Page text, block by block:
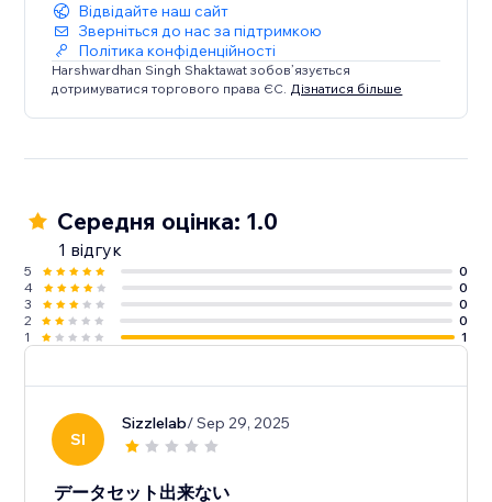
Stretch the chart to cover the layout tool.
Each chart features customization options such as
chart height, colors for datasets, fill areas, points,
labels, grid, etc. There are options for setting various
Відвідайте наш сайт
Зверніться до нас за підтримкою
Політика конфіденційності
Harshwardhan Singh Shaktawat зобов’язується
дотримуватися торгового права ЄС. Дізнатися більше
Середня оцінка: 1.0
1 відгук
5
0
4
0
3
0
2
0
1
1
SI
Sizzlelab/ Sep 29, 2025
データセット出来ない